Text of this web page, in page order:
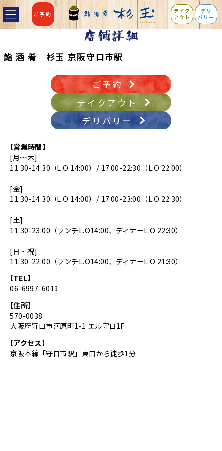
ご予約
テイク
アウト
デリ
バリー
鮨 酒 肴 杉玉 京阪守口市駅
ご予約
テイクアウト
デリバリー
【営業時間】
[月～木]
11:30-14:30（L.O 14:00）/ 17:00-22:30（L.O 22:00）
[金]
11:30-14:30（L.O 14:00）/ 17:00-23:00（L.O 22:30）
[土]
11:30-23:00（ランチL.O14:00、ディナーL.O 22:30）
[日・祝]
11:30-22:00（ランチL.O14:00、ディナーL.O 21:30）
【TEL】
06-6997-6013
【住所】
570-0038
大阪府守口市河原町1-1 エル守口1F
【アクセス】
京阪本線「守口市駅」東口から徒歩1分